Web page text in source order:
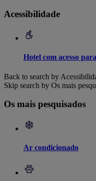
Acessibilidade
Hotel com acesso
Back to search by
Skip search by Os mais
Os mais pesquisados
Ar condicionado